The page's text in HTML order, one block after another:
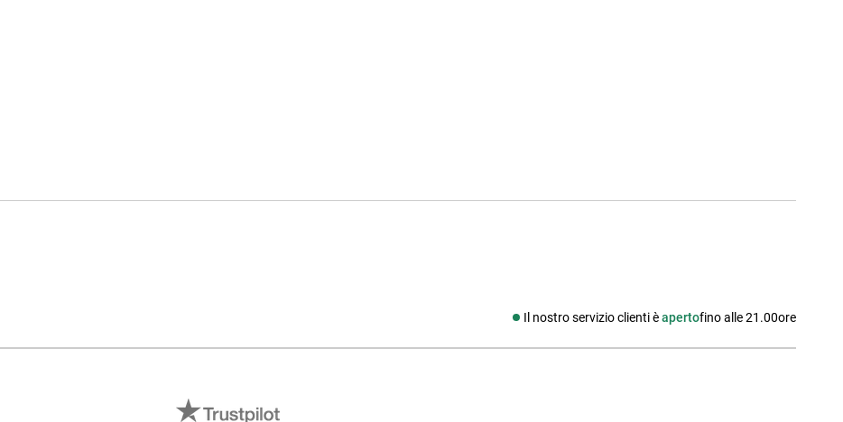
Il nostro servizio clienti èapertofino alle 21.00ore
Social media